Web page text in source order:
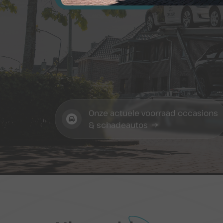
Onze actuele voorraad occasions
& schadeautos